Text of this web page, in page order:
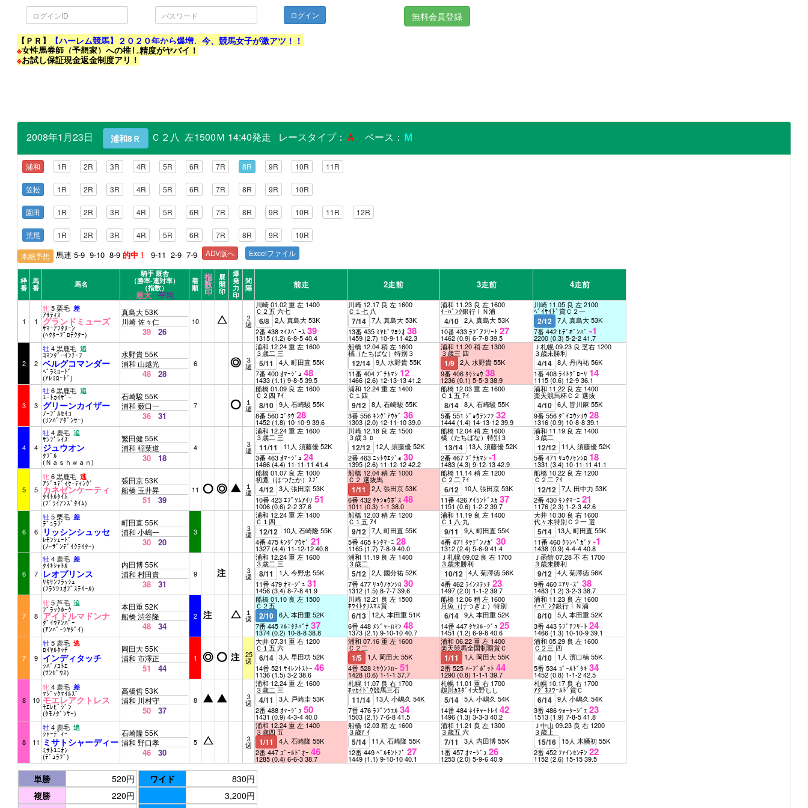
ロ
グ
イ
ID
パ
ス
ワ
ド
無料会員登録
【ＰＲ】
【ハーレム競馬】２０２０年から爆増、今、競馬女子が激アツ！！
※女性馬券師（予想家）への推し精度がヤバイ！
※お試し保証現金返金制度アリ！
2008年1月23日 浦和8Ｒ Ｃ２八 左1500Ｍ 14:40発走 レースタイプ： Ａ ペース： Ｍ
浦和 1R 2R 3R 4R 5R 6R 7R 8R 9R 10R 11R
笠松 1R 2R 3R 4R 5R 6R 7R 8R 9R 10R
園田 1R 2R 3R 4R 5R 6R 7R 8R 9R 10R 11R 12R
荒尾 1R 2R 3R 4R 5R 6R 7R 8R 9R 10R
本紙予想 馬連 5-9 9-10 8-9 的中！ 9-11 2-9 7-9 ADV版へ Excelファイル
枠
番
馬
番
馬名
騎手 厩舎
（勝率-連対率）
（指数）
最大 平均
着
順
指
数
印
展
開
印
爆
発
力
印
間
隔
前走 2走前 3走前 4走前
1 1
牝5 栗毛差
ｱｻﾃｨｽ
グランドミューズ
ｻﾏｰｱﾌﾀﾇｰﾝ
(ﾍｸﾀｰﾌﾟﾛﾃｸﾀｰ)
真島大 53K
川崎 佐々仁
39 26
10 ２
週
川崎 01.02 重 左 1400
Ｃ２五 六七
6/8 2人 真島大 53K
2番 438 ﾏｲｽﾍﾟｰｽ39
1315(1.2) 6-8-540.4
川崎 12.17 良 左 1600
Ｃ１七 八
7/14 7人 真島大 53K
13番 435 ﾐﾔﾋﾞﾂﾖｼｵ38
1459(2.7) 10-9-1142.3
浦和 11.23 良 左 1600
ｲｰﾊﾞﾝｸ銀行ＩＮ浦
4/10 2人 真島大 53K
10番 433 ﾗﾌﾞｱﾌﾘｰﾄ27
1462(0.9)6-7-839.5
川崎 11.05 良 左 2100
ﾍﾞｲｻｲﾄﾞ賞Ｃ２一
2/12 7人 真島大 53K
7番 442 ﾋﾃﾞﾎﾞﾝﾊﾞ-1
2200(0.3) 5-2-241.7
2 2
牡4 黒鹿毛追
ｺﾏﾝﾀﾞｰｲﾝﾁｰﾌ
ベルグコマンダー
ﾍﾞﾗﾐﾛｰﾄﾞ
(ｱﾚﾐﾛｰﾄﾞ)
水野貴 55K
浦和 山越光
48 28
6 ３
週
浦和 12.24 重 左 1600
３歳二 三
5/11
4人 町田直 55K
7番 400 ｵﾏｰｼﾞｭ48
1433(1.1) 9-8-539.5
船橋 12.04 稍 左 1600
橘（たちばな）特別３
12/14 9人 水野貴 55K
11番 404 ﾌﾞﾁｶﾏｼ 12
1466(2.6) 12-13-1341.2
浦和 11.20 稍 左 1300
３歳三 四
1/9 2人 水野貴 55K
9番 406 ﾀｹｼｮｳ38
1236(0.1)5-5-338.9
Ｊ札幌 09.23 良 芝右 1200
３歳未勝利
4/14 8人 丹内祐 56K
1番 408 ﾗｲﾄｸﾞﾛｰﾘ 14
1115(0.6) 12-936.1
3 3
牡6 黒鹿毛追
ﾕｰﾄｶｲｻﾞｰ
グリーンカイザー
ﾉｰﾌﾞﾙｾｲｺ
(ﾘﾝﾊﾞｱﾀﾞﾝｻｰ)
石崎駿 55K
浦和 薮口一
36 31
7 １
週
船橋 01.09 良 左 1600
Ｃ２四 ｱｲ
8/10 9人 石崎駿 55K
8番 560 ｺﾞｸｳ28
1452(1.8) 10-10-939.6
浦和 12.24 重 左 1400
Ｃ１四
9/12 8人 石崎駿 55K
3番 556 ｷﾝｸﾞｱｳｹﾞ36
1303(2.0) 12-11-1039.0
船橋 12.03 重 左 1600
Ｃ１五 ｱｲ
8/14 8人 石崎駿 55K
5番 551 ｼﾞｮｳﾃﾝﾌｧ32
1444(1.4) 14-13-1239.9
浦和 11.22 良 左 1400
楽天競馬杯Ｃ２ 選抜
4/10 6人 皆川麻 55K
9番 556 ﾀﾞｲｺｳｼﾘｳ28
1316(0.9) 10-8-839.1
4 4
牡4 鹿毛追
ｻﾝﾌﾟﾚｲｽ
ジュウオン
ﾀﾌﾞﾙ
(Ｎａｓｈｗａｎ)
繁田健 55K
浦和 稲葉道
30 18
4 ３
週
浦和 12.24 重 左 1600
３歳二 三
11/11
11人 須藤優 52K
3番 463 ｵﾏｰｼﾞｭ24
1466(4.4) 11-11-11 41.4
川崎 12.18 良 左 1500
３歳３ ﾛ
12/12
12人 須藤優 52K
2番 463 ﾆｯﾄｳｴｼﾞｮ30
1395(2.6) 11-12-1242.2
船橋 12.04 稍 左 1600
橘（たちばな）特別３
13/14
13人 須藤優 52K
2番 467 ﾌﾞﾁｶﾏｼ-1
1483(4.3) 9-12-1342.9
浦和 11.19 良 左 1400
３歳二
12/12
11人 須藤優 52K
5番 471 ﾘｭｳﾉｹﾝｼﾛ 18
1331(3.4) 10-11-11 41.1
5 5
牝6 黒鹿毛逃
ｱｼﾞｭﾃﾞｨｹｰﾃｨﾝｸﾞ
カネゼンケーティ
ﾀｲﾄﾙﾀｲﾑ
(ﾌﾞﾗｲｱﾝｽﾞﾀｲﾑ)
張田京 53K
船橋 玉井昇
51 39
11 １
週
船橋 01.07 良 左 1000
初鷹（はつたか）ｽﾌﾟ
4/12 3人 張田京 53K
10番 423 ｴﾌﾟｿﾑｱｲﾘ51
1006(0.6) 2-237.6
船橋 12.04 稍 左 1000
Ｃ２ 選抜馬
1/11
2人 張田京 53K
6番 432 ﾀｹｼｮｳﾎﾞｽ48
1011(0.3) 1-1 38.0
船橋 11.14 稍 左 1200
Ｃ２二 ｱｲ
6/12
10人 張田京 53K
11番 426 ｱｲﾗﾝﾄﾞｽｶ37
1151(0.6) 1-2-239.7
船橋 10.22 良 左 1200
Ｃ２二 ｱｲ
12/12 7人 田中力 53K
2番 430 ｷﾝﾀﾏｰﾆ21
1176(2.3) 1-2-342.6
6 6
牡5 栗毛差
ﾃﾞｭﾗﾌﾞ
リッシンシュッセ
ﾚﾓﾝｼｪｰﾄﾞ
(ﾉｰｻﾞﾝﾃﾞｲｸﾃｲﾀｰ)
町田直 55K
浦和 小嶋一
30 20
3 ３
週
浦和 12.24 重 左 1400
Ｃ１四
12/12
10人 石崎隆 55K
4番 475 ｷﾝｸﾞｱｳｹﾞ21
1327(4.4) 11-12-1240.8
船橋 12.03 稍 左 1200
Ｃ１五 ｱｲ
9/12 7人 町田直 55K
5番 465 ｷﾝﾀﾏｰﾆ28
1165(1.7) 7-8-940.0
浦和 11.19 良 左 1400
Ｃ１八 九
9/11
9人 町田直 55K
4番 471 ﾀｹﾃﾞﾝﾉｶﾞ30
1312(2.4)5-6-941.4
大井 10.30 良 右 1600
代々木特別Ｃ２一 選
5/14
13人 町田直 55K
11番 460 ｸﾗﾝﾍﾟｶﾞｿ-1
1438(0.9) 4-4-440.8
6 7
牡4 鹿毛差
ﾀｲｷｼｬﾄﾙ
レオプリンス
ﾘｷｻﾝﾌﾗｯｼｭ
(ﾌﾗﾂｼﾕｵﾌﾞｽﾃｲｰﾙ)
内田博 55K
浦和 村田貴
38 31
9 ３
週
浦和 12.24 重 左 1600
３歳二 三
8/11
1人 今野忠 55K
11番 479 ｵﾏｰｼﾞｭ31
1456(3.4)8-7-841.9
浦和 11.19 良 左 1400
３歳二
5/12 2人 國分祐 52K
7番 477 ﾘｭｳﾉｹﾝｼﾛ30
1312(1.5) 8-7-739.6
Ｊ札幌 09.02 良 右 1700
３歳未勝利
10/12 4人 菊澤徳 56K
4番 462 ﾗｲﾝｽﾃｯﾁ23
1497(2.0) 1-1-239.7
Ｊ函館 07.28 不 右 1700
３歳未勝利
9/12 4人 菊澤徳 56K
9番 460 ｴｱﾘｰｽﾞ38
1483(1.2) 3-2-338.7
7 8
牝5 芦毛追
ﾌﾞﾗｯｸﾎｰｸ
アイドルマドンナ
ﾀﾞｲﾜｱﾝﾊﾞｰ
(ｱﾝﾊﾞｰｼﾔﾀﾞｲ)
本田重 52K
船橋 渋谷隆
48 34
2 １
週
船橋 01.10 良 左 1500
Ｃ２五
2/10 6人 本田重 52K
7番 445 ﾏﾙﾆﾀﾁﾊﾞﾅ37
1374(0.2) 10-8-838.8
川崎 12.21 良 左 1500
ﾎﾜｲﾄｸﾘｽﾏｽ賞
6/13
12人 本田重 51K
6番 448 ﾒｼﾞｬｰﾛﾏﾝ48
1373(2.1) 9-10-1040.7
船橋 12.06 稍 左 1600
月魚（げつぎょ）特別
6/14 9人 本田重 52K
14番 447 ﾀﾔｽﾙｰｼﾞｭ25
1451(1.2)6-9-840.6
浦和 11.23 良 左 1600
ｲｰﾊﾞﾝｸ銀行ＩＮ浦
8/10 5人 本田重 52K
3番 443 ﾗﾌﾞｱﾌﾘｰﾄ24
1466(1.3) 10-10-939.1
7 9
牡5 鹿毛逃
ﾛｲﾔﾙﾀｯﾁ
インディタッチ
ｼﾊﾞﾉｺﾄｴ
(ｻﾝｾﾞｳｽ)
岡田大 55K
浦和 市澤正
51 44
1 25
週
大井 07.31 重 右 1200
Ｃ１五 六
6/14 3人 早田功 52K
14番 521 ｻｲﾚﾝﾄｽﾄｰ46
1136(1.5) 3-238.6
浦和 07.16 重 左 1600
Ｃ２二
1/5
1人 岡田大 55K
4番 528 ﾐﾔｳﾝﾌﾛｰ51
1428(0.6) 1-1-1 37.7
浦和 06.22 重 左 1400
楽天競馬全国制覇賞Ｃ
1/11
1人 岡田大 55K
2番 525 ﾊｰﾌﾞﾎﾟｯﾄ44
1290(0.8) 1-1-1 39.7
浦和 05.29 良 左 1600
Ｃ２三 四
4/10
1人 濱口楠 55K
5番 534 ｺﾞｰﾙﾄﾞﾀｷ34
1452(0.8) 1-1-242.5
8 10
牝4 鹿毛差
ﾏｼﾞｯｸﾏｲﾙｽﾞ
モエレアクトレス
ﾓｴﾚﾋﾞｼﾞﾝ
(ﾀﾓﾉﾀﾞﾝｻｰ)
高橋哲 53K
浦和 川村守
50 37
8 ３
週
浦和 12.24 重 左 1600
３歳二 三
4/11
3人 戸崎圭 53K
2番 488 ｵﾏｰｼﾞｭ50
1431(0.9) 4-3-440.0
札幌 11.07 良 右 1700
ﾎｯｶｲﾄﾞｳ競馬三石
11/14
13人 小嶋久 54K
7番 476 ﾗﾌﾟﾝﾂｪﾙ34
1503(2.1) 7-6-841.5
札幌 11.01 重 右 1700
鵡川ｶﾈﾀﾞｲ大野しし
5/14 5人 小嶋久 54K
14番 484 ﾈｲﾁｬｰﾄﾚｲ42
1496(1.3)3-3-340.2
札幌 10.17 良 右 1700
ｱｸﾞﾈｽﾜｰﾙﾄﾞ賞Ｃ
6/14 9人 小嶋久 54K
3番 486 ｳｫｰﾀｰｼﾞｪ23
1513(1.9) 7-8-541.8
8 11
牡4 鹿毛追
ｼｬｰﾃﾞｨｰ
ミサトシャーディー
ﾐｻﾄﾕﾆｵﾝ
(ﾃﾞｭﾗﾌﾞ)
石崎隆 55K
浦和 野口孝
46 30
5 ３
週
浦和 12.24 重 左 1400
３歳四 五
1/11
4人 石崎隆 55K
2番 447 ｺﾞｰﾙﾄﾞｵｰ46
1285(0.4) 6-6-338.7
船橋 12.03 稍 左 1600
３歳ｱ ｲ
5/14
11人 石崎隆 55K
12番 449 ﾍﾞﾙﾓﾝﾄﾌﾟ27
1449(1.1) 9-10-1040.1
浦和 11.21 良 左 1300
３歳五 六
7/11
3人 内田博 55K
1番 457 ｵﾏｰｼﾞｭ26
1253(2.0) 5-9-640.9
Ｊ中山 09.23 良 右 1200
３歳上
15/16
15人 木幡初 55K
2番 452 ﾌｧｲﾝｾﾝﾃﾝ22
1152(2.6) 15-1539.5
単勝
520円
複勝
220円
ワイド
830円
3,200円